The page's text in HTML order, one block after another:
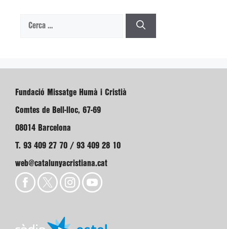
Cerca:
Fundació Missatge Humà i Cristià
Comtes de Bell-lloc, 67-69
08014 Barcelona
T. 93 409 27 70 / 93 409 28 10
web@catalunyacristiana.cat